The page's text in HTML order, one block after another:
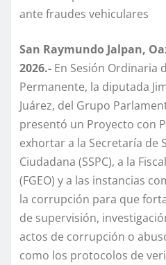
ante fraudes vehiculares
San Raymundo Jalpan,
2026.- En Sesión Ordinaria
Permanente, la diputada
Juárez, del Grupo
presentó un Proyecto con
exhortar a la Secretaría de
Ciudadana (SSPC), a la
(FGEO) y a las instancias
la corrupción para que
de supervisión,
actos de corrupción o
como los protocolos de